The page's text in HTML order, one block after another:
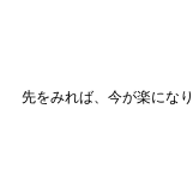
先をみれば、今が楽になり